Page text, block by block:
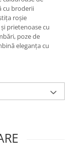
cu broderii
roșie
prietenoase cu
poze de
eleganța cu